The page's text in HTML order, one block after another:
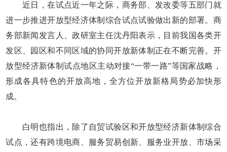
近日，在试点近一年之际，商务部、发改委等五部门就
进一步推进开放型经济体制综合试点试验做出新的部署。商
务部新闻发言人、政研室主任沈丹阳表示，目前我国各类开
发区、园区和不同区域的协同开放新体制正在不断完善。开
放型经济新体制试点地区主动对接“一带一路”等国家战略，
形成各具特色的开放高地，全方位开放新格局势必加快形
成。
白明也指出，除了自贸试验区和开放型经济新体制综合
试点，还有跨境电商、服务贸易创新、服务业开放、市场采